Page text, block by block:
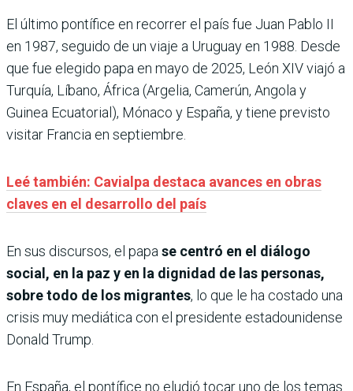
El último pontífice en recorrer el país fue Juan Pablo II
en 1987, seguido de un viaje a Uruguay en 1988. Desde
que fue elegido papa en mayo de 2025, León XIV viajó a
Turquía, Líbano, África (Argelia, Camerún, Angola y
Guinea Ecuatorial), Mónaco y España, y tiene previsto
visitar Francia en septiembre.
Leé también: Cavialpa destaca avances en obras
claves en el desarrollo del país
En sus discursos, el papa se centró en el diálogo
social, en la paz y en la dignidad de las personas,
sobre todo de los migrantes, lo que le ha costado una
crisis muy mediática con el presidente estadounidense
Donald Trump.
En España, el pontífice no eludió tocar uno de los temas